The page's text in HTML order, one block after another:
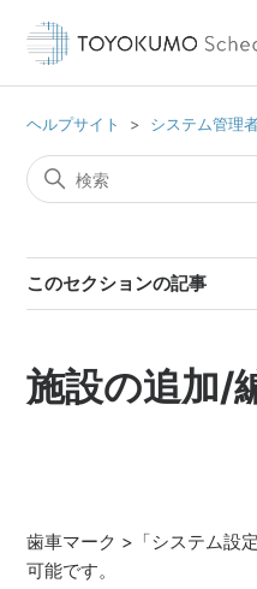
ヘルプサイト システム管理
このセクションの記事
施設の追加/
歯車マーク >「システム設
可能です。